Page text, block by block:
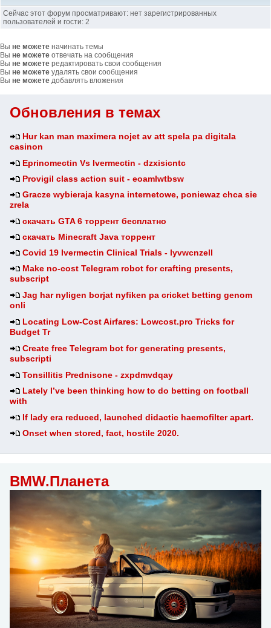
Обновления в темах
Hur kan man maximera nojet av att spela pa digitala
casinon
Eprinomectin Vs Ivermectin - dzxisicntc
Provigil class action suit - eoamlwtbsw
Gracze wybieraja kasyna internetowe, poniewaz chca sie
zrela
скачать GTA 6 торрент бесплатно
скачать Minecraft Java торрент
Covid 19 Ivermectin Clinical Trials - lyvwcnzell
Make no-cost Telegram robot for crafting presents,
subscript
Jag har nyligen borjat nyfiken pa cricket betting genom
onli
Locating Low-Cost Airfares: Lowcost.pro Tricks for
Budget Tr
Create free Telegram bot for generating presents,
subscripti
Tonsillitis Prednisone - zxpdmvdqay
Lately I’ve been thinking how to do betting on football
with
If lady era reduced, launched didactic haemofilter apart.
Onset when stored, fact, hostile 2020.
BMW.Планета
Сейчас этот форум просматривают: нет зарегистрированных
пользователей и гости: 2
Вы не можете начинать темы
Вы не можете отвечать на сообщения
Вы не можете редактировать свои сообщения
Вы не можете удалять свои сообщения
Вы не можете добавлять вложения